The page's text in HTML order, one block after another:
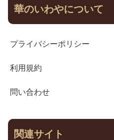
華のいわやについて
プライバシーポリシー
利用規約
問い合わせ
関連サイト